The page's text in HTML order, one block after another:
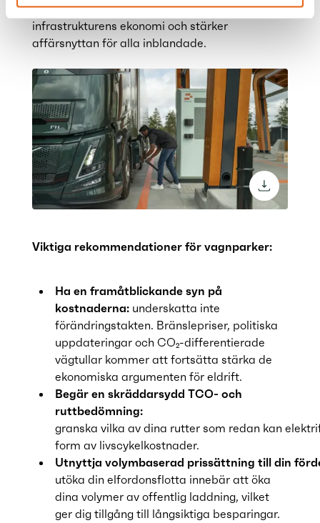
positivt, vilket driver på utnyttjandet, förbättrar
infrastrukturens ekonomi och stärker
affärsnyttan för alla inblandade.
Viktiga rekommendationer för vagnparker:
Ha en framåtblickande syn på
kostnaderna: underskatta inte
förändringstakten. Bränslepriser, politiska
uppdateringar och CO₂-differentierade
vägtullar kommer att fortsätta stärka de
ekonomiska argumenten för eldrift.
Begär en skräddarsydd TCO- och
ruttbedömning:
granska vilka av dina rutter som redan kan
form av livscykelkostnader.
Utnyttja volymbaserad prissättning till din
utöka din elfordonsflotta innebär att öka
dina volymer av offentlig laddning, vilket
ger dig tillgång till långsiktiga besparingar.